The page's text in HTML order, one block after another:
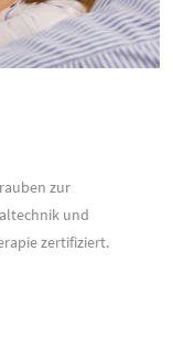
zur
und
zertifiziert.